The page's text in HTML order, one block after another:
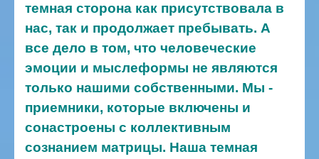
темная сторона как присутствовала в
нас, так и продолжает пребывать. А
все дело в том, что человеческие
эмоции и мыслеформы не являются
только нашими собственными. Мы -
приемники, которые включены и
сонастроены с коллективным
сознанием матрицы. Наша темная